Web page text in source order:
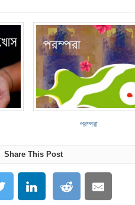
পরম্পরা
Share This Post